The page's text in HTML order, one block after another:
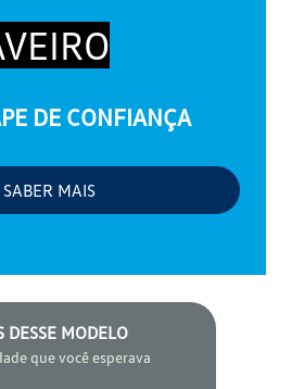
DE CONFIANÇA
SABER MAIS
DESSE MODELO
que você esperava